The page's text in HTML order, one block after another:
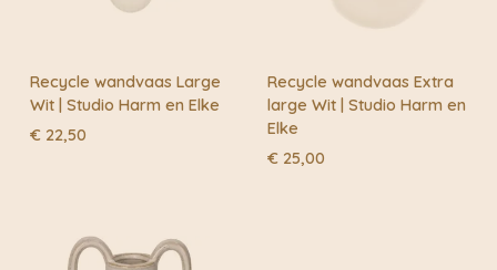
Recycle wandvaas Large
Wit | Studio Harm en Elke
€ 22,50
Recycle wandvaas Extra
large Wit | Studio Harm en
Elke
€ 25,00